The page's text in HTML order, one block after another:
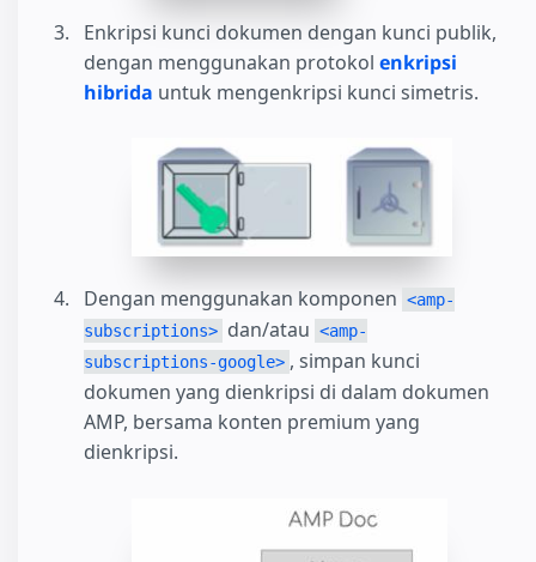
Enkripsi kunci dokumen dengan kunci publik,
dengan menggunakan protokol enkripsi
hibrida untuk mengenkripsi kunci simetris.
Dengan menggunakan komponen <amp-
subscriptions> dan/atau <amp-
subscriptions-google> , simpan kunci
dokumen yang dienkripsi di dalam dokumen
AMP, bersama konten premium yang
dienkripsi.